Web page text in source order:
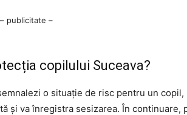
– publicitate –
copilului Suceava?
o situație de risc pentru un
și va înregistra sesizarea. În continuare,